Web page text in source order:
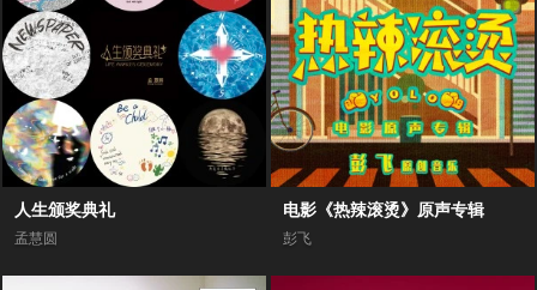
人生颁奖典礼
孟慧圆
电影《热辣滚烫》原声专辑
彭飞